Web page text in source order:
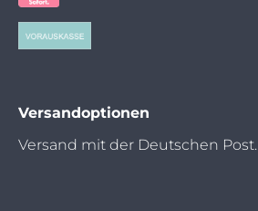
Versandoptionen
Versand mit der Deutschen Post.